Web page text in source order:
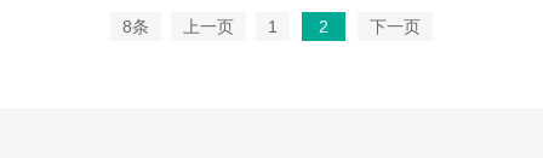
8条 上一页 1 2 下一页